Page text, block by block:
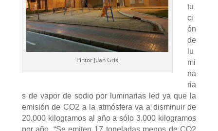
Pintor Juan Gris
tu
ci
ón
de
lu
mi
na
ria
s de vapor de sodio por luminarias led ya que la
emisión de CO2 a la atmósfera va a disminuir de
20.000 kilogramos al año a sólo 3.000 kilogramos
por año. “Se emiten 17 toneladas menos de CO2